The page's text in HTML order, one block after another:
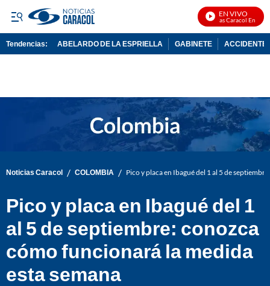
EN VIVO
Noticias Caracol En Vivo
Tendencias: ABELARDO DE LA ESPRIELLA GABINETE ACCIDENTE
Noticias Caracol / COLOMBIA / Pico y placa en Ibagué del 1 al 5 de
Pico y placa en Ibagué del 1
al 5 de septiembre: conozca
cómo funcionará la medida
esta semana